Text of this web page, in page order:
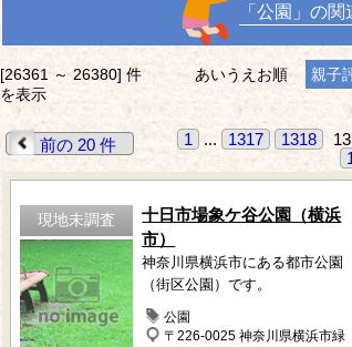
「公園」の関
[26361 ～ 26380] 件
を表示
あいうえお順 親子
前の 20 件 1 ... 1317 1318
現地未調査
十日市場象ケ谷公園（横浜
市）
神奈川県横浜市にある都市公園
（街区公園）です。
公園
〒226-0025 神奈川県横浜市緑